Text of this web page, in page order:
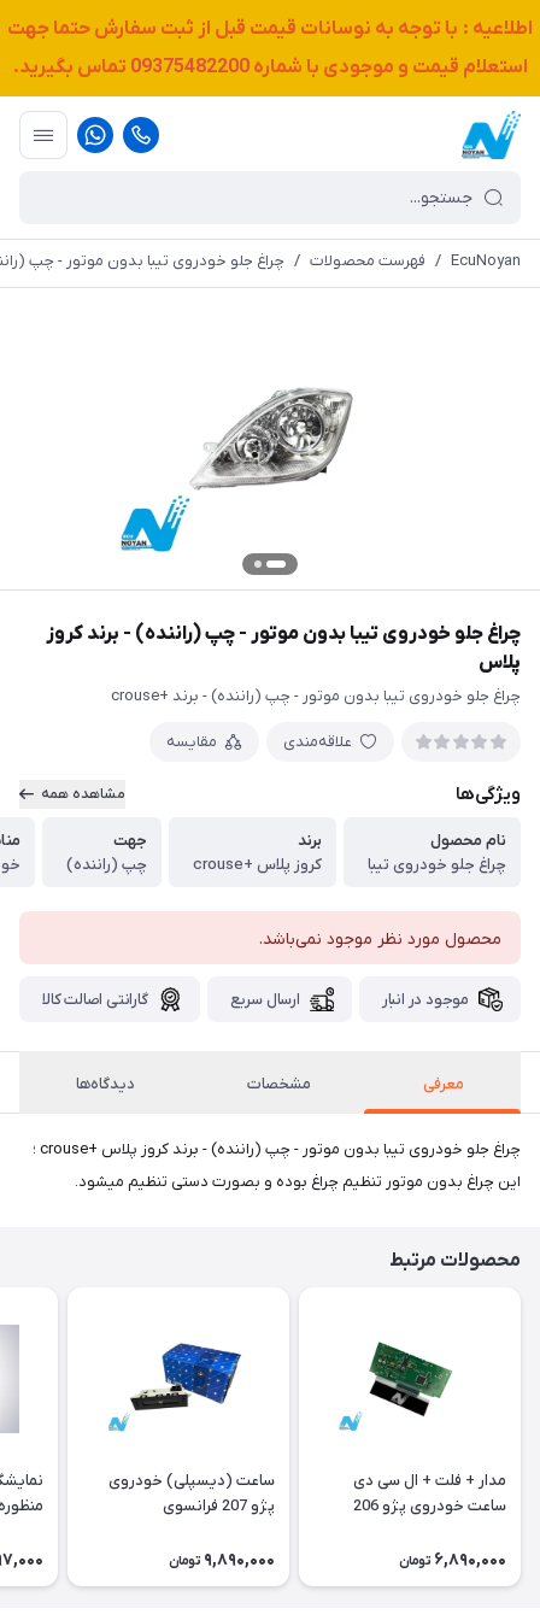
اطلاعیه : با توجه به نوسانات قیمت قبل از ثبت سفارش حتما جهت
استعلام قیمت و موجودی با شماره09375482200 تماس بگیرید.
EcuNoyan
/ فهرست محصولات / چراغ جلو خودروی تیبا بدون موتور - چپ
چراغ جلو خودروی تیبا بدون موتور - چپ (راننده) - برند کروز
پلاس
چراغ جلو خودروی تیبا بدون موتور - چپ (راننده) - برند +crouse
علاقه‌مندی مقایسه
ویژگی‌ها مشاهده همه
نام محصول
چراغ جلو خودروی تیبا
برند
کروز پلاس +crouse
جهت
چپ (راننده)
محصول مورد نظر موجود نمی‌باشد.
موجود در انبار ارسال سریع گارانتی اصالت کالا
معرفی مشخصات دیدگاه‌ها
چراغ جلو خودروی تیبا بدون موتور - چپ (راننده) - برند کروز پلاس +crouse ؛
این چراغ بدون موتور تنظیم چراغ بوده و بصورت دستی تنظیم میشود.
محصولات مرتبط
مدار + فلت + ال سی دی
ساعت خودروی پژو 206
6,890,000 تومان
ساعت (دیسپلی) خودروی
پژو 207 فرانسوی
9,890,000 تومان